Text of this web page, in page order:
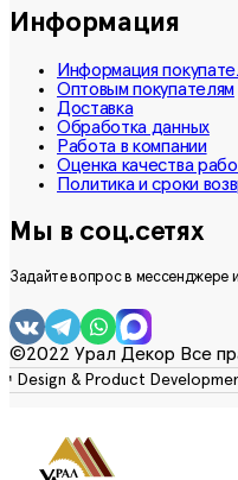
Информация
Информация
Оптовым покупателям
Доставка
Обработка данных
Работа в компании
Оценка качества
Политика и сроки
Мы в соц.сетях
Задайте вопрос в мессенджере
©2022 Урал Декор Все